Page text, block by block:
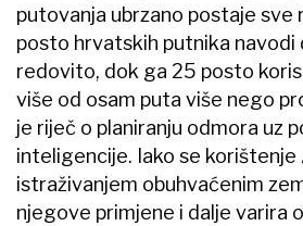
putovanja ubrzano postaje sve
posto hrvatskih putnika navodi
redovito, dok ga 25 posto
više od osam puta više nego
je riječ o planiranju odmora uz
inteligencije. Iako se korištenje
istraživanjem obuhvaćenim
njegove primjene i dalje varira